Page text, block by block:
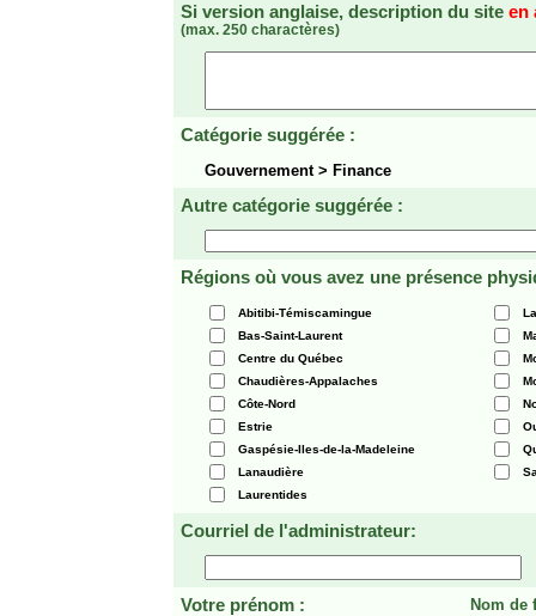
Si version anglaise, description du site en
(max. 250 charactères)
Catégorie suggérée :
Gouvernement > Finance
Autre catégorie suggérée :
Régions où vous avez une présence
Abitibi-Témiscamingue
Bas-Saint-Laurent
Centre du Québec
Chaudières-Appalaches
Côte-Nord
Estrie
Gaspésie-Iles-de-la-Madeleine
Lanaudière
Laurentides
Courriel de l'administrateur:
Votre prénom : Nom de